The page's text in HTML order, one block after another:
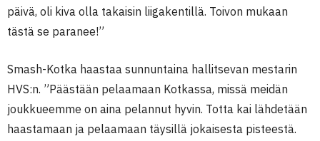
päivä, oli kiva olla takaisin liigakentillä. Toivon mukaan
tästä se paranee!”
Smash-Kotka haastaa sunnuntaina hallitsevan mestarin
HVS:n. ”Päästään pelaamaan Kotkassa, missä meidän
joukkueemme on aina pelannut hyvin. Totta kai lähdetään
haastamaan ja pelaamaan täysillä jokaisesta pisteestä.